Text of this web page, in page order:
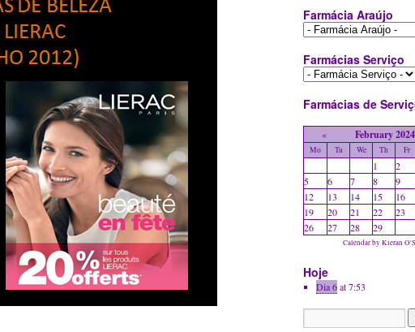
Farmácia Araújo
Farmácias Serviço
Farmácias de
« February 2024
Mo Tu We Th Fr
1 2
5
6 7 8 9
12
13 14 15 16
19
20 21 22 23
26
27 28 29
Calendar by Kieran
Hoje
Dia 6at 7:53